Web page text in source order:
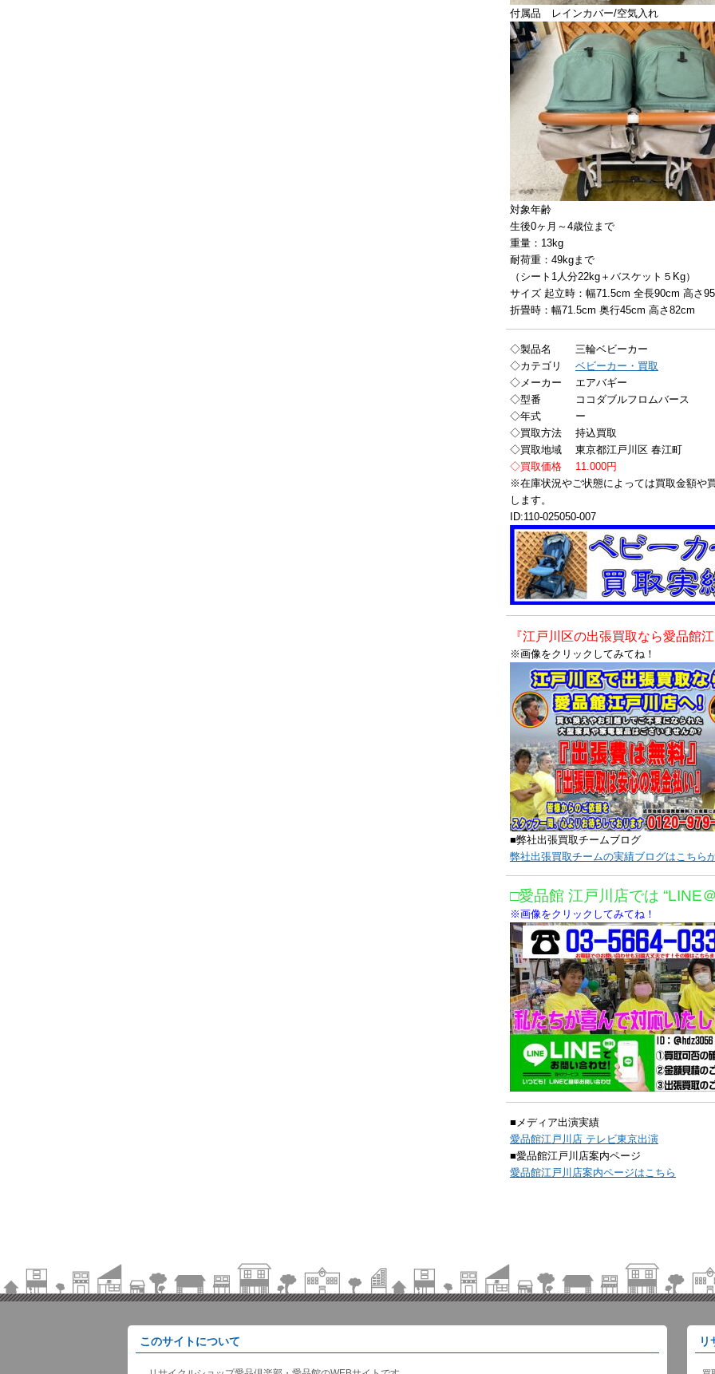
付属品 レインカバー/空気入れ
対象年齢
生後0ヶ月～4歳位まで
重量：13kg
耐荷重：49kgまで
（シート1人分22kg＋バスケット５Kg）
サイズ 起立時：幅71.5cm 全長90cm 高さ
折畳時：幅71.5cm 奥行45cm 高さ82cm
◇製品名 三輪ベビーカー
◇カテゴリ ベビーカー・買取
◇メーカー エアバギー
◇型番 ココダブルフロムバース
◇年式 ー
◇買取方法 持込買取
◇買取地域 東京都江戸川区 春江町
◇買取価格 11.000円
※在庫状況やご状態によっては買取金額や
します。
ID:110-025050-007
『江戸川区の出張買取なら愛品館
※画像をクリックしてみてね！
■弊社出張買取チームブログ
弊社出張買取チームの実績ブログはこちら
□愛品館 江戸川店では “LINE
※画像をクリックしてみてね！
■メディア出演実績
愛品館江戸川店 テレビ東京出演
■愛品館江戸川店案内ページ
愛品館江戸川店案内ページはこちら
このサイトについて リ